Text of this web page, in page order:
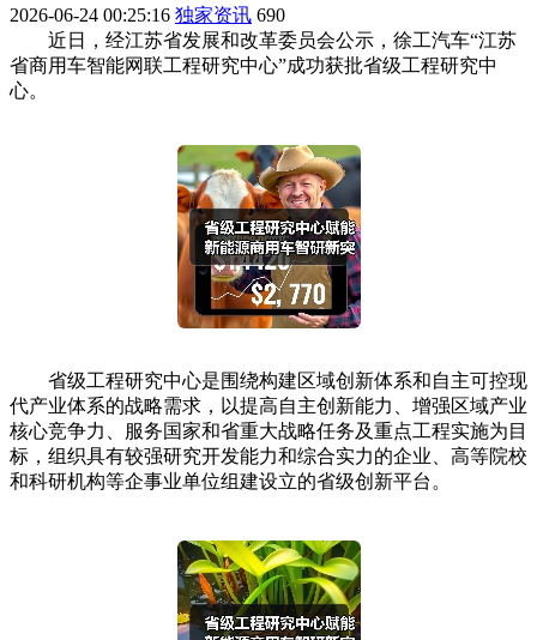
2026-06-24 00:25:16 独家资讯 690
近日，经江苏省发展和改革委员会公示，徐工汽车“江苏
省商用车智能网联工程研究中心”成功获批省级工程研究中
心。
省级工程研究中心是围绕构建区域创新体系和自主可控现
代产业体系的战略需求，以提高自主创新能力、增强区域产业
核心竞争力、服务国家和省重大战略任务及重点工程实施为目
标，组织具有较强研究开发能力和综合实力的企业、高等院校
和科研机构等企事业单位组建设立的省级创新平台。